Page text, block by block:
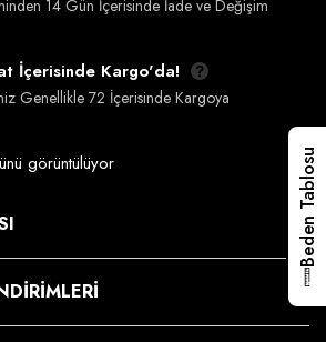
14 Gün İçerisinde İade ve Değişim
İçerisinde Kargo'da!
Genellikle 72 İçerisinde Kargoya
görüntülüyor Beden Tablosu